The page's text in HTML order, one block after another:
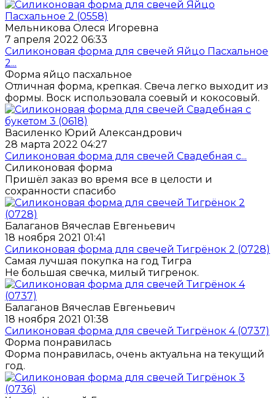
Мельникова Олеся Игоревна
7 апреля 2022 06:33
Силиконовая форма для свечей Яйцо Пасхальное
2...
Форма яйцо пасхальное
Отличная форма, крепкая. Свеча легко выходит из
формы. Воск использовала соевый и кокосовый.
Василенко Юрий Александрович
28 марта 2022 04:27
Силиконовая форма для свечей Свадебная с...
Силиконовая форма
Пришёл заказ во время все в целости и
сохранности спасибо
Балаганов Вячеслав Евгеньевич
18 ноября 2021 01:41
Силиконовая форма для свечей Тигрёнок 2 (0728)
Самая лучшая покупка на год Тигра
Не большая свечка, милый тигренок.
Балаганов Вячеслав Евгеньевич
18 ноября 2021 01:38
Силиконовая форма для свечей Тигрёнок 4 (0737)
Форма понравилась
Форма понравилась, очень актуальна на текущий
год.